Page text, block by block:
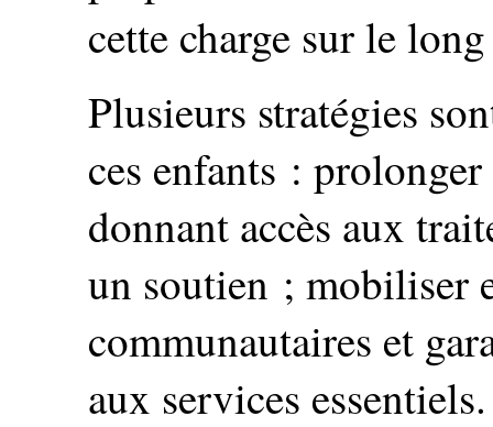
cette charge sur le
Plusieurs stratégies
ces enfants :
donnant accès aux
un soutien ; mobiliser
communautaires et
aux services essentiels.